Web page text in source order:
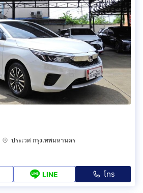
ประเวศ กรุงเทพมหานคร
LINE โทร